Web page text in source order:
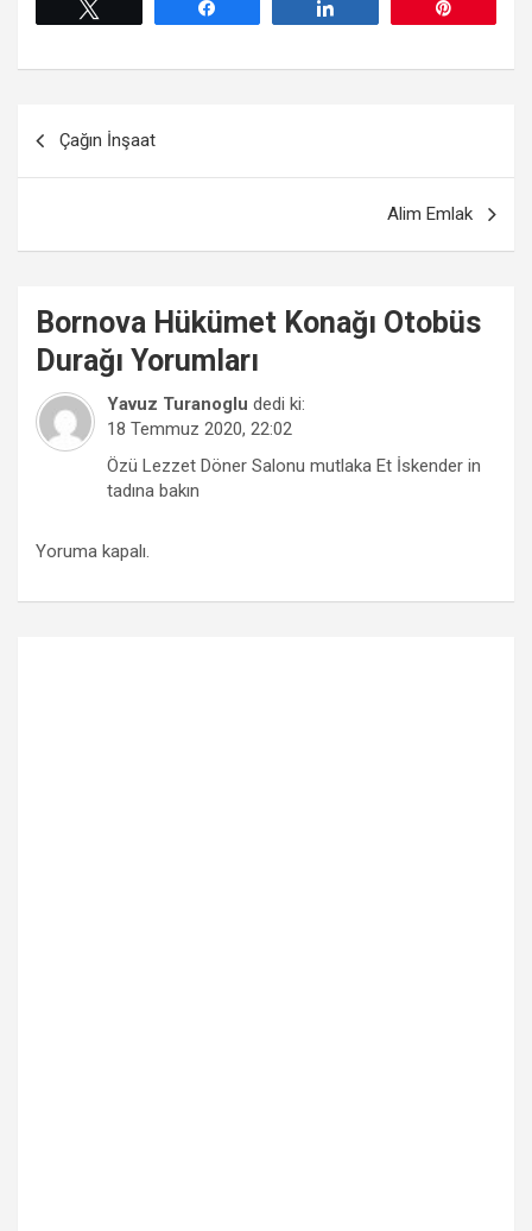
gezinmesi
Çağın İnşaat
Alim Emlak
Bornova Hükümet Konağı Otobüs
Durağı Yorumları
Yavuz Turanoglu dedi ki:
18 Temmuz 2020, 22:02
Özü Lezzet Döner Salonu mutlaka Et İskender in
tadına bakın
Yoruma kapalı.